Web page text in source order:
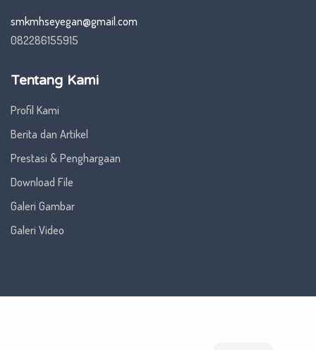
smkmhseyegan@gmail.com
082286155915
Tentang Kami
Profil Kami
Berita dan Artikel
Prestasi & Penghargaan
Download File
Galeri Gambar
Galeri Video